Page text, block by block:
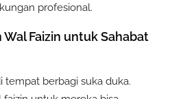
profesional.
Wal Faizin untuk Sahabat
tempat berbagi suka duka.